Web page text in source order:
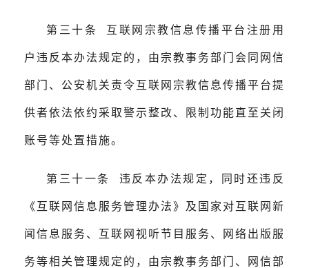
第三十条 互联网宗教信息传播平台注册用
户违反本办法规定的，由宗教事务部门会同网信
部门、公安机关责令互联网宗教信息传播平台提
供者依法依约采取警示整改、限制功能直至关闭
账号等处置措施。
第三十一条 违反本办法规定，同时还违反
《互联网信息服务管理办法》及国家对互联网新
闻信息服务、互联网视听节目服务、网络出版服
务等相关管理规定的，由宗教事务部门、网信部